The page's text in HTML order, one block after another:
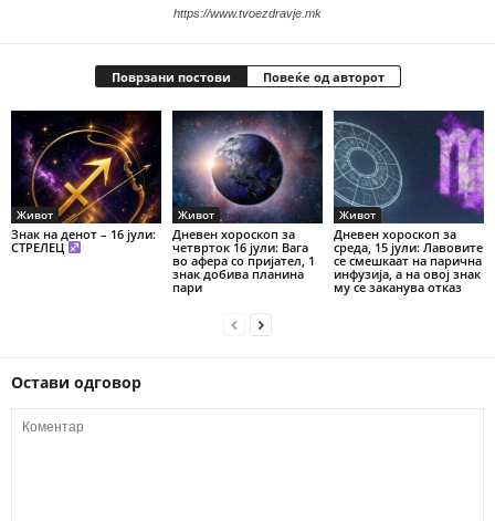
https://www.tvoezdravje.mk
Поврзани постови Повеќе од авторот
Живот
Знак на денот – 16 јули:
СТРЕЛЕЦ
Живот
Дневен хороскоп за
четврток 16 јули: Вага
во афера со пријател, 1
знак добива планина
пари
Живот
Дневен хороскоп за
среда, 15 јули: Лавовите
се смешкаат на парична
инфузија, а на овој знак
му се заканува отказ
Остави одговор